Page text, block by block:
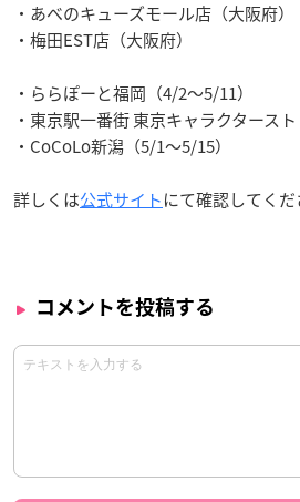
・あべのキューズモール店（大阪府）
・梅田EST店（大阪府）
・ららぽーと福岡（4/2～5/11）
・東京駅一番街 東京キャラクタース
・CoCoLo新潟（5/1～5/15）
詳しくは公式サイトにて確認してくだ
コメントを投稿する